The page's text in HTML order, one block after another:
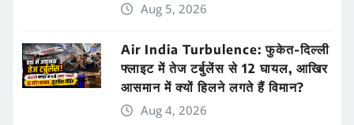
Aug 5, 2026
Air India Turbulence: फुकेत-दिल्ली
फ्लाइट में तेज टर्बुलेंस से 12 घायल, आखिर
आसमान में क्यों हिलने लगते हैं विमान?
Aug 4, 2026